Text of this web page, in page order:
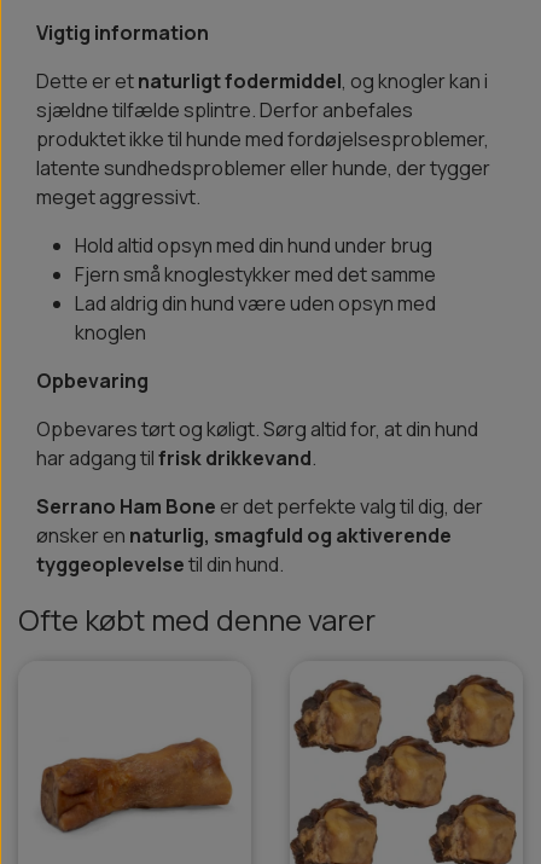
Vigtig information
Dette er etnaturligt fodermiddel, og knogler kan i
sjældne tilfælde splintre. Derfor anbefales
produktet ikke til hunde med fordøjelsesproblemer,
latente sundhedsproblemer eller hunde, der tygger
meget aggressivt.
Hold altid opsyn med din hund under brug
Fjern små knoglestykker med det samme
Lad aldrig din hund være uden opsyn med
knoglen
Opbevaring
Opbevares tørt og køligt. Sørg altid for, at din hund
har adgang tilfrisk drikkevand.
Serrano Ham Bone er det perfekte valg til dig, der
ønsker en naturlig, smagfuld og aktiverende
tyggeoplevelsetil din hund.
Ofte købt med denne varer